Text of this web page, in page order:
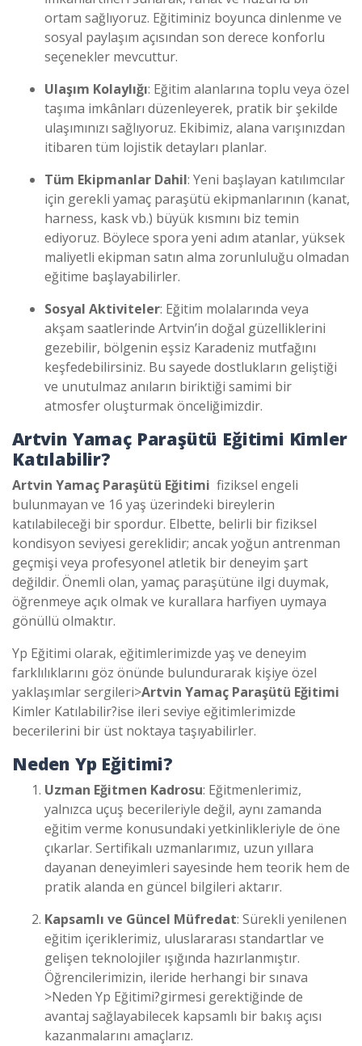
ortam sağlıyoruz. Eğitiminiz boyunca dinlenme ve
sosyal paylaşım açısından son derece konforlu
seçenekler mevcuttur.
Ulaşım Kolaylığı: Eğitim alanlarına toplu veya özel
taşıma imkânları düzenleyerek, pratik bir şekilde
ulaşımınızı sağlıyoruz. Ekibimiz, alana varışınızdan
itibaren tüm lojistik detayları planlar.
Tüm Ekipmanlar Dahil: Yeni başlayan katılımcılar
için gerekli yamaç paraşütü ekipmanlarının (kanat,
harness, kask vb.) büyük kısmını biz temin
ediyoruz. Böylece spora yeni adım atanlar, yüksek
maliyetli ekipman satın alma zorunluluğu olmadan
eğitime başlayabilirler.
Sosyal Aktiviteler: Eğitim molalarında veya
akşam saatlerinde Artvin’in doğal güzelliklerini
gezebilir, bölgenin eşsiz Karadeniz mutfağını
keşfedebilirsiniz. Bu sayede dostlukların geliştiği
ve unutulmaz anıların biriktiği samimi bir
atmosfer oluşturmak önceliğimizdir.
Artvin Yamaç Paraşütü Eğitimi Kimler
Katılabilir?
Artvin Yamaç Paraşütü Eğitimi fiziksel engeli
bulunmayan ve 16 yaş üzerindeki bireylerin
katılabileceği bir spordur. Elbette, belirli bir fiziksel
kondisyon seviyesi gereklidir; ancak yoğun antrenman
geçmişi veya profesyonel atletik bir deneyim şart
değildir. Önemli olan, yamaç paraşütüne ilgi duymak,
öğrenmeye açık olmak ve kurallara harfiyen uymaya
gönüllü olmaktır.
Yp Eğitimi olarak, eğitimlerimizde yaş ve deneyim
farklılıklarını göz önünde bulundurarak kişiye özel
yaklaşımlar sergileri>Artvin Yamaç Paraşütü Eğitimi
Kimler Katılabilir?ise ileri seviye eğitimlerimizde
becerilerini bir üst noktaya taşıyabilirler.
Neden Yp Eğitimi?
Uzman Eğitmen Kadrosu: Eğitmenlerimiz,
yalnızca uçuş becerileriyle değil, aynı zamanda
eğitim verme konusundaki yetkinlikleriyle de öne
çıkarlar. Sertifikalı uzmanlarımız, uzun yıllara
dayanan deneyimleri sayesinde hem teorik hem de
pratik alanda en güncel bilgileri aktarır.
Kapsamlı ve Güncel Müfredat: Sürekli yenilenen
eğitim içeriklerimiz, uluslararası standartlar ve
gelişen teknolojiler ışığında hazırlanmıştır.
Öğrencilerimizin, ileride herhangi bir sınava
>Neden Yp Eğitimi?girmesi gerektiğinde de
avantaj sağlayabilecek kapsamlı bir bakış açısı
kazanmalarını amaçlarız.